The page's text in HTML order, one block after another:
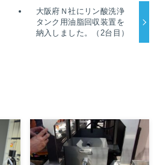
大阪府Ｎ社にリン酸洗浄
タンク用油脂回収装置を
納入しました。（2台目）